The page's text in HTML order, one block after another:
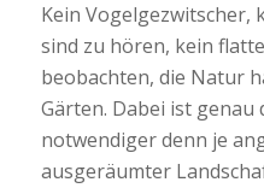
Kein Vogelgezwitscher,
sind zu hören, kein
beobachten, die Natur
Gärten. Dabei ist genau
notwendiger denn je
ausgeräumter